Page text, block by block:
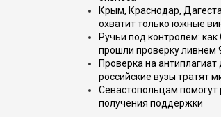
Крым, Краснодар,
охватит только южные
Ручьи под контролем:
прошли проверку ливнем
Проверка на антиплагиат
российские вузы тратят
Севастопольцам помогут
получения поддержки